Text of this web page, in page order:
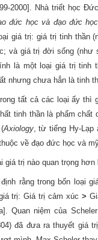
2000]. Nhà triết học
đức học và đạo đức
giá trị: giá trị tinh thần
và giá trị đời sống (như
là một loại giá trị
nhưng chưa hẳn là tinh
tất cả các loại ấy thì
tinh thần là phẩm chất
Axiology, từ tiếng Hy-Lạp
về đạo đức học và
giá trị nào quan trọng
rằng trong bốn loại
trị:Giá trị cảm xúc >
Quan niệm của
đã đưa ra thuyết giá trị